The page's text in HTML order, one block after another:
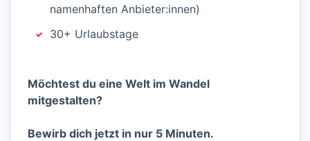
namenhaften Anbieter:innen)
30+ Urlaubstage
Möchtest du eine Welt im Wandel
mitgestalten?
Bewirb dich jetzt in nur 5 Minuten.